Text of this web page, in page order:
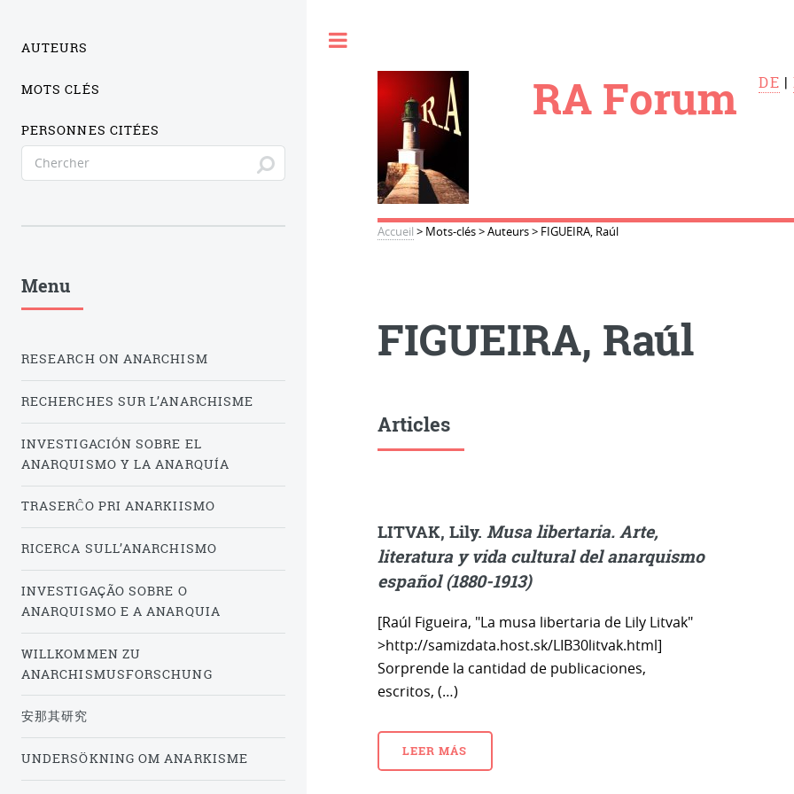
RA Forum DE |
Accueil > Mots-clés>Auteurs> FIGUEIRA, Raúl
FIGUEIRA, Raúl
Articles
LITVAK, Lily. Musa libertaria. Arte,
literatura y vida cultural del anarquismo
español (1880-1913)
[Raúl Figueira, "La musa libertaria de Lily Litvak"
>http://samizdata.host.sk/LIB30litvak.html]
Sorprende la cantidad de publicaciones,
escritos, (…)
LEER MÁS
AUTEURS
MOTS CLÉS
PERSONNES CITÉES
Menu
RESEARCH ON ANARCHISM
RECHERCHES SUR L’ANARCHISME
INVESTIGACIÓN SOBRE EL
ANARQUISMO Y LA ANARQUÍA
TRASERĈO PRI ANARKIISMO
RICERCA SULL’ANARCHISMO
INVESTIGAÇÃO SOBRE O
ANARQUISMO E A ANARQUIA
WILLKOMMEN ZU
ANARCHISMUSFORSCHUNG
安那其研究
UNDERSÖKNING OM ANARKISME